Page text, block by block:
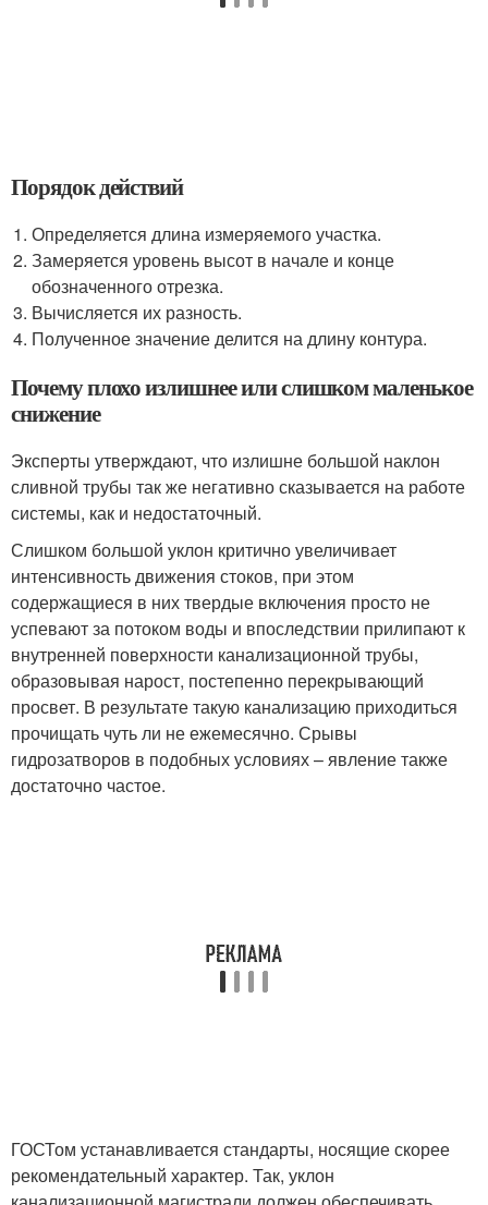
Порядок действий
Определяется длина измеряемого участка.
Замеряется уровень высот в начале и конце
обозначенного отрезка.
Вычисляется их разность.
Полученное значение делится на длину контура.
Почему плохо излишнее или слишком маленькое
снижение
Эксперты утверждают, что излишне большой наклон
сливной трубы так же негативно сказывается на работе
системы, как и недостаточный.
Слишком большой уклон критично увеличивает
интенсивность движения стоков, при этом
содержащиеся в них твердые включения просто не
успевают за потоком воды и впоследствии прилипают к
внутренней поверхности канализационной трубы,
образовывая нарост, постепенно перекрывающий
просвет. В результате такую канализацию приходиться
прочищать чуть ли не ежемесячно. Срывы
гидрозатворов в подобных условиях – явление также
достаточно частое.
ГОСТом устанавливается стандарты, носящие скорее
рекомендательный характер. Так, уклон